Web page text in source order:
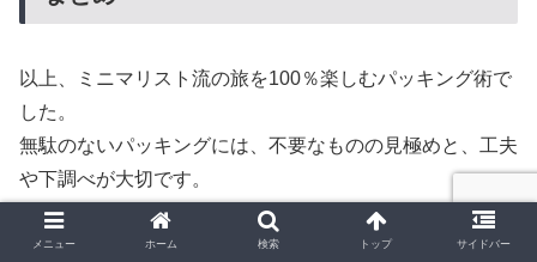
以上、ミニマリスト流の旅を100％楽しむパッキング術で
した。
無駄のないパッキングには、不要なものの見極めと、工夫
や下調べが大切です。
メニュー ホーム 検索 トップ サイドバー